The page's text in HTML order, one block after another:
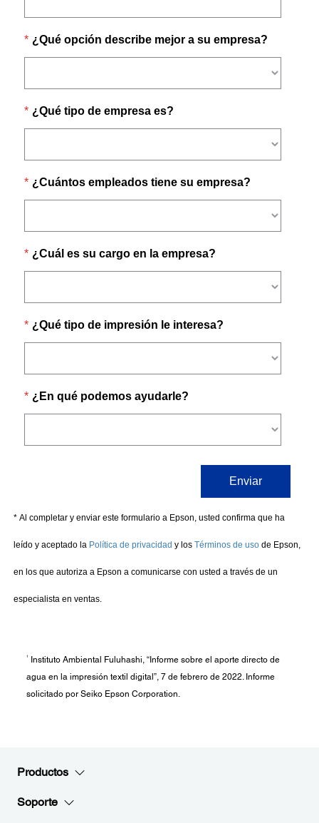
1
Instituto Ambiental Fuluhashi, “Informe sobre el aporte directo de
agua en la impresión textil digital”, 7 de febrero de 2022. Informe
solicitado por Seiko Epson Corporation.
Productos
Soporte